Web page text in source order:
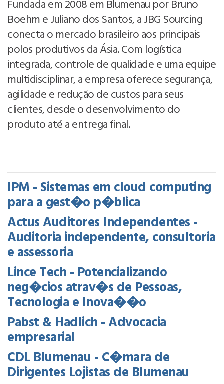
Fundada em 2008 em Blumenau por Bruno
Boehm e Juliano dos Santos, a JBG Sourcing
conecta o mercado brasileiro aos principais
polos produtivos da Ásia. Com logística
integrada, controle de qualidade e uma equipe
multidisciplinar, a empresa oferece segurança,
agilidade e redução de custos para seus
clientes, desde o desenvolvimento do
produto até a entrega final.
IPM - Sistemas em cloud computing
para a gest�o p�blica
Actus Auditores Independentes -
Auditoria independente, consultoria
e assessoria
Lince Tech - Potencializando
neg�cios atrav�s de Pessoas,
Tecnologia e Inova��o
Pabst & Hadlich - Advocacia
empresarial
CDL Blumenau - C�mara de
Dirigentes Lojistas de Blumenau